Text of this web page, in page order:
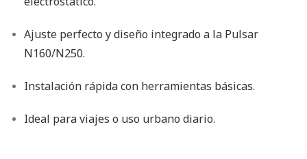
Ajuste perfecto y diseño integrado a la Pulsar
N160/N250.
Instalación rápida con herramientas básicas.
Ideal para viajes o uso urbano diario.